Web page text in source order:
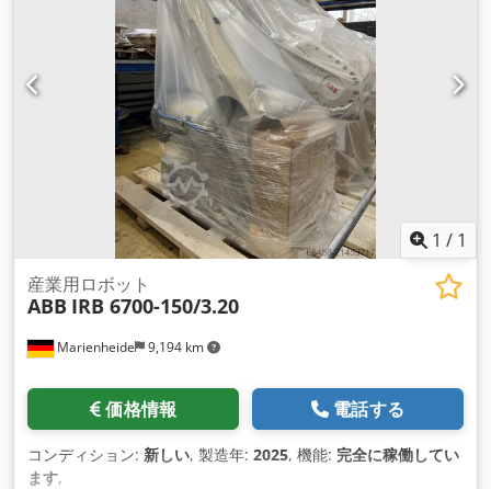
1 / 1
Marienheide 9,194 km
産業用ロボット
ABB IRB 6700-150/3.20
価格情報 電話する
コンディション: 新しい, 製造年: 2025, 機能: 完全に稼働してい
ます,